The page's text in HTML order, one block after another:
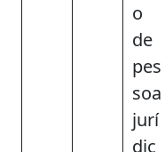
o
de
pes
soa
jurí
dic